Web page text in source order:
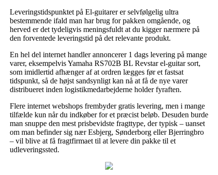
Leveringstidspunktet på El-guitarer er selvfølgelig ultra
bestemmende ifald man har brug for pakken omgående, og
herved er det tydeligvis meningsfuldt at du kigger nærmere på
den forventede leveringstid på det relevante produkt.
En hel del internet handler annoncerer 1 dags levering på mange
varer, eksempelvis Yamaha RS702B BL Revstar el-guitar sort,
som imidlertid afhænger af at ordren lægges før et fastsat
tidspunkt, så de højst sandsynligt kan nå at få de nye varer
distribueret inden logistikmedarbejderne holder fyraften.
Flere internet webshops frembyder gratis levering, men i mange
tilfælde kun når du indkøber for et præcist beløb. Desuden burde
man snuppe den mest prisbevidste fragttype, der typisk – uanset
om man befinder sig nær Esbjerg, Sønderborg eller Bjerringbro
– vil blive at få fragtfirmaet til at levere din pakke til et
udleveringssted.